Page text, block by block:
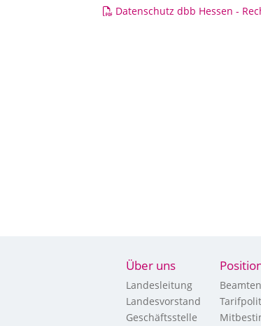
Datenschutz dbb Hessen -
Über uns
Landesleitung
Landesvorstand
Geschäftsstelle